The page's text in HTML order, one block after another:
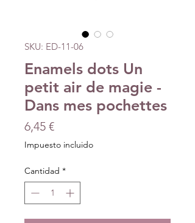
SKU: ED-11-06
Enamels dots Un
petit air de magie -
Dans mes pochettes
6,45 €Precio
Impuesto incluido
Cantidad *